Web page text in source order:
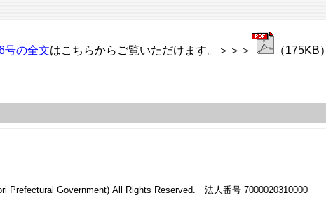
号の全文はこちらからご覧いただけます。＞＞＞ （175KB）
Prefectural Government) All Rights Reserved. 法人番号 7000020310000